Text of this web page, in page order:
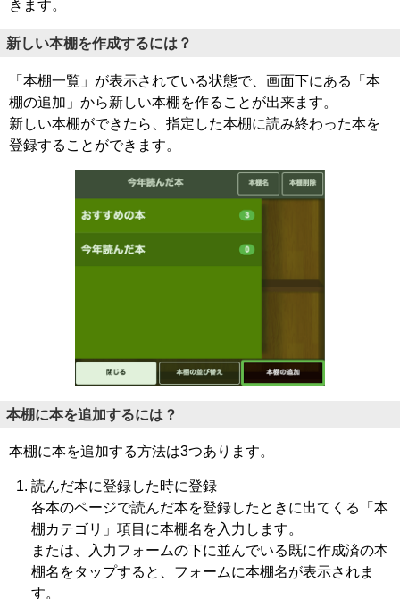
きます。
新しい本棚を作成するには？
「本棚一覧」が表示されている状態で、画面下にある「本
棚の追加」から新しい本棚を作ることが出来ます。
新しい本棚ができたら、指定した本棚に読み終わった本を
登録することができます。
本棚に本を追加するには？
本棚に本を追加する方法は3つあります。
読んだ本に登録した時に登録
各本のページで読んだ本を登録したときに出てくる「本
棚カテゴリ」項目に本棚名を入力します。
または、入力フォームの下に並んでいる既に作成済の本
棚名をタップすると、フォームに本棚名が表示されま
す。